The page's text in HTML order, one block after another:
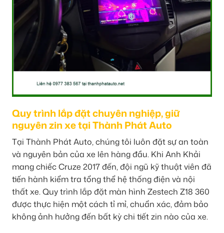
Quy trình lắp đặt chuyên nghiệp, giữ
nguyên zin xe tại Thành Phát Auto
Tại Thành Phát Auto, chúng tôi luôn đặt sự an toàn
và nguyên bản của xe lên hàng đầu. Khi Anh Khải
mang chiếc Cruze 2017 đến, đội ngũ kỹ thuật viên đã
tiến hành kiểm tra tổng thể hệ thống điện và nội
thất xe. Quy trình lắp đặt màn hình Zestech Z18 360
được thực hiện một cách tỉ mỉ, chuẩn xác, đảm bảo
không ảnh hưởng đến bất kỳ chi tiết zin nào của xe.